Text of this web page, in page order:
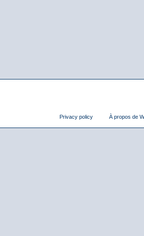
Privacy policy À propos de